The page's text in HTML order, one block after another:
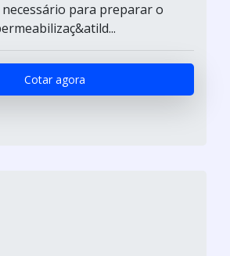
para preparar o
Cotar agora